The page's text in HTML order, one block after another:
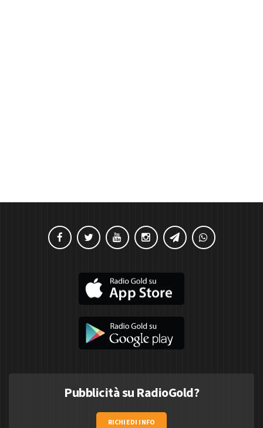
Pubblicità su RadioGold?
RICHIEDI INFO